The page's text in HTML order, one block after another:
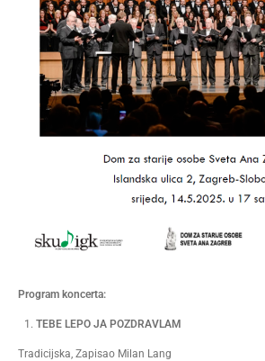
Program koncerta:
TEBE LEPO JA POZDRAVLAM
Tradicijska, Zapisao Milan Lang